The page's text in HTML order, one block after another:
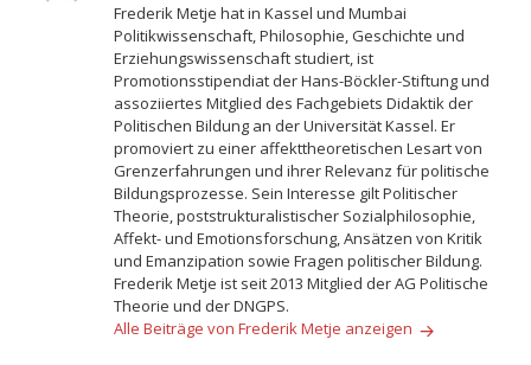
Frederik Metje hat in Kassel und Mumbai
Politikwissenschaft, Philosophie, Geschichte und
Erziehungswissenschaft studiert, ist
Promotionsstipendiat der Hans-Böckler-Stiftung und
assoziiertes Mitglied des Fachgebiets Didaktik der
Politischen Bildung an der Universität Kassel. Er
promoviert zu einer affekttheoretischen Lesart von
Grenzerfahrungen und ihrer Relevanz für politische
Bildungsprozesse. Sein Interesse gilt Politischer
Theorie, poststrukturalistischer Sozialphilosophie,
Affekt- und Emotionsforschung, Ansätzen von Kritik
und Emanzipation sowie Fragen politischer Bildung.
Frederik Metje ist seit 2013 Mitglied der AG Politische
Theorie und der DNGPS.
Alle Beiträge von Frederik Metje anzeigen